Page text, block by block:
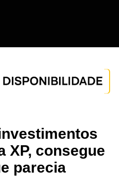
XP, consegue
parecia